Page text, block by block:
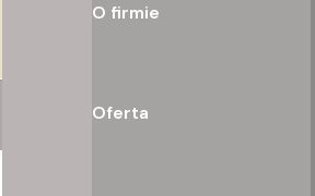
O firmie
Oferta